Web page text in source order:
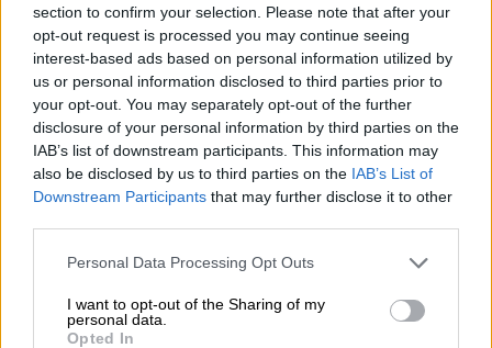
section to confirm your selection. Please note that after your
opt-out request is processed you may continue seeing
interest-based ads based on personal information utilized by
us or personal information disclosed to third parties prior to
your opt-out. You may separately opt-out of the further
disclosure of your personal information by third parties on the
IAB’s list of downstream participants. This information may
also be disclosed by us to third parties on the IAB’s List of
Downstream Participants that may further disclose it to other
Personal Data Processing Opt Outs
I want to opt-out of the Sharing of my
personal data.
Opted In
ζητούν οι έμποροι από την Κυβέρνηση
Ευρώπη: Μπορεί η κλιματική αλλαγή να οδηγήσει σε
ενεργειακή κρίση;
06.08.2026
Στέλιος Λιανός – INTERAMERICAN / Αθηναϊκή Γενική Κλινική
ΠΕΡΙΣΣΟΤΕΡΑ